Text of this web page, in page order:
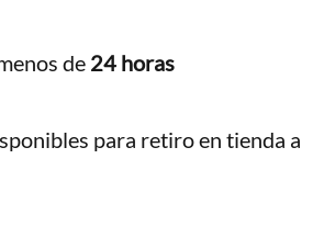
de 24 horas
para retiro en tienda a